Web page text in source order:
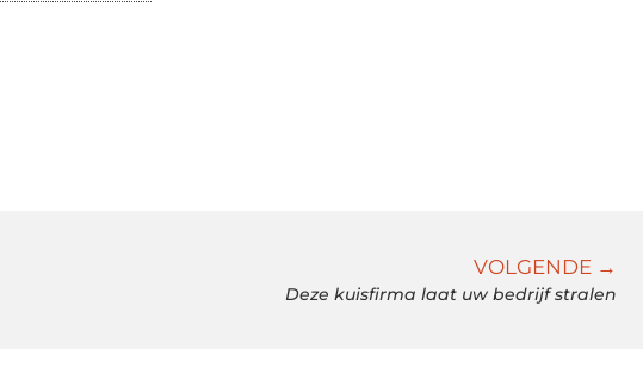
VOLGENDE →
Deze kuisfirma laat uw bedrijf stralen